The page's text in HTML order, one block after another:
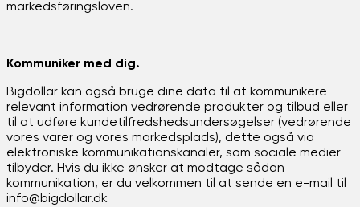
markedsføringsloven.
Kommuniker med dig.
Bigdollar kan også bruge dine data til at kommunikere
relevant information vedrørende produkter og tilbud eller
til at udføre kundetilfredshedsundersøgelser (vedrørende
vores varer og vores markedsplads), dette også via
elektroniske kommunikationskanaler, som sociale medier
tilbyder. Hvis du ikke ønsker at modtage sådan
kommunikation, er du velkommen til at sende en e-mail til
info@bigdollar.dk